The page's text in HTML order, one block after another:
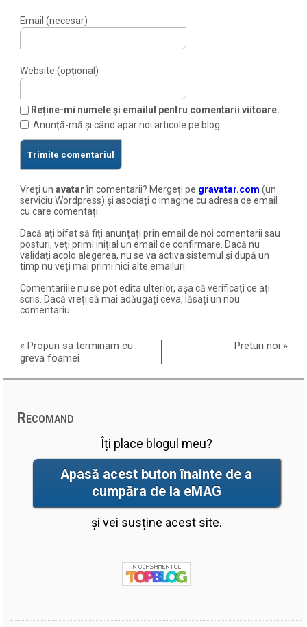
Email (necesar)
Website (opțional)
Reține-mi numele și emailul pentru comentarii viitoare.
Anunță-mă și când apar noi articole pe blog.
Vreți unavatarîn comentarii? Mergeți pe gravatar.com (un
serviciu Wordpress) și asociați o imagine cu adresa de email
cu care comentați.
Dacă ați bifat să fiți anunțați prin email de noi comentarii sau
posturi, veți primi inițial un email de confirmare. Dacă nu
validați acolo alegerea, nu se va activa sistemul și după un
timp nu veți mai primi nici alte emailuri
Comentariile nu se pot edita ulterior, așa că verificați ce ați
scris. Dacă vreți să mai adăugați ceva, lăsați un nou
comentariu.
« Propun sa terminam cu
greva foamei
Preturi noi »
Recomand
Îți place blogul meu?
Apasă acest buton înainte de a
cumpăra de la eMAG
și vei susține acest site.